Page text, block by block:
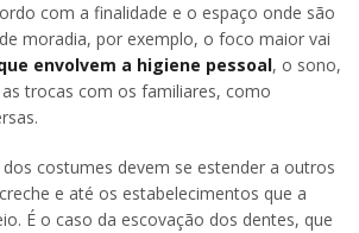
com a finalidade e o espaço onde são
moradia, por exemplo, o foco maior vai
envolvem a higiene pessoal, o sono,
trocas com os familiares, como
costumes devem se estender a outros
e até os estabelecimentos que a
É o caso da escovação dos dentes, que